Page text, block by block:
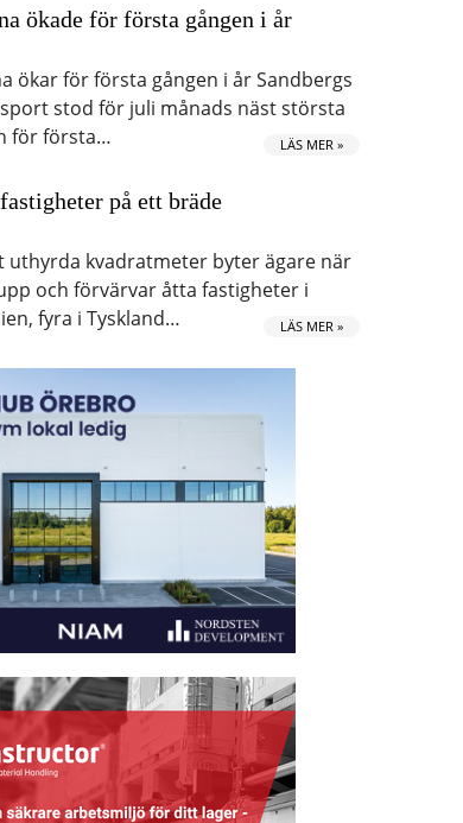
ökade för första gången i år
ökar för första gången i år Sandbergs
stod för juli månads näst största
för första…
LÄS MER »
på ett bräde
uthyrda kvadratmeter byter ägare när
och förvärvar åtta fastigheter i
fyra i Tyskland…
LÄS MER »